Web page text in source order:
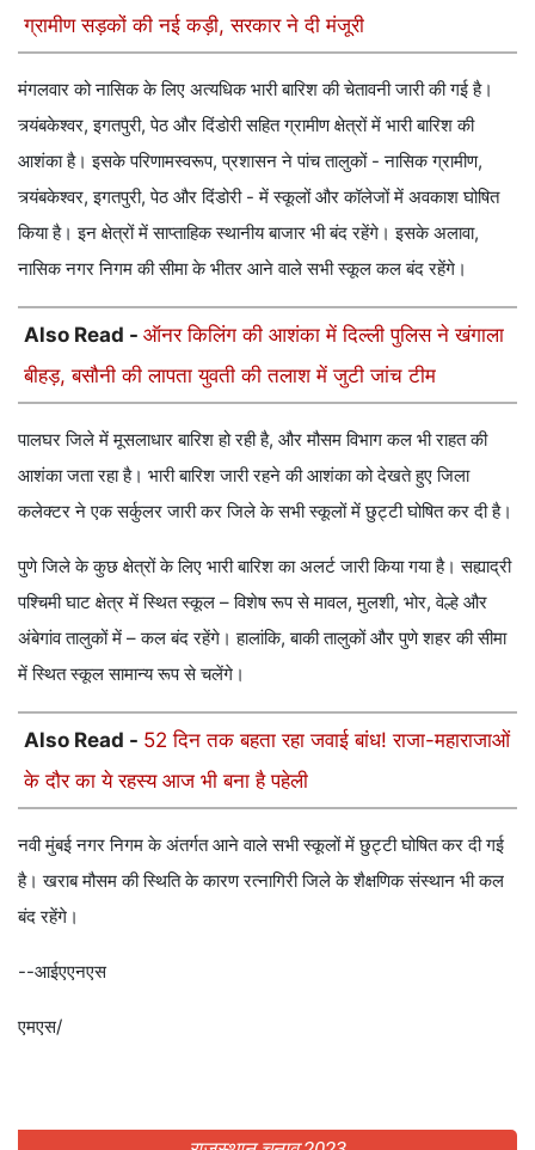
ग्रामीण सड़कों की नई कड़ी, सरकार ने दी मंजूरी
मंगलवार को नासिक के लिए अत्यधिक भारी बारिश की चेतावनी जारी की गई है।
त्र्यंबकेश्वर, इगतपुरी, पेठ और दिंडोरी सहित ग्रामीण क्षेत्रों में भारी बारिश की
आशंका है। इसके परिणामस्वरूप, प्रशासन ने पांच तालुकों - नासिक ग्रामीण,
त्र्यंबकेश्वर, इगतपुरी, पेठ और दिंडोरी - में स्कूलों और कॉलेजों में अवकाश घोषित
किया है। इन क्षेत्रों में साप्ताहिक स्थानीय बाजार भी बंद रहेंगे। इसके अलावा,
नासिक नगर निगम की सीमा के भीतर आने वाले सभी स्कूल कल बंद रहेंगे।
Also Read - ऑनर किलिंग की आशंका में दिल्ली पुलिस ने खंगाला
बीहड़, बसौनी की लापता युवती की तलाश में जुटी जांच टीम
पालघर जिले में मूसलाधार बारिश हो रही है, और मौसम विभाग कल भी राहत की
आशंका जता रहा है। भारी बारिश जारी रहने की आशंका को देखते हुए जिला
कलेक्टर ने एक सर्कुलर जारी कर जिले के सभी स्कूलों में छुट्टी घोषित कर दी है।
पुणे जिले के कुछ क्षेत्रों के लिए भारी बारिश का अलर्ट जारी किया गया है। सह्याद्री
पश्चिमी घाट क्षेत्र में स्थित स्कूल – विशेष रूप से मावल, मुलशी, भोर, वेल्हे और
अंबेगांव तालुकों में – कल बंद रहेंगे। हालांकि, बाकी तालुकों और पुणे शहर की सीमा
में स्थित स्कूल सामान्य रूप से चलेंगे।
Also Read - 52 दिन तक बहता रहा जवाई बांध! राजा-महाराजाओं
के दौर का ये रहस्य आज भी बना है पहेली
नवी मुंबई नगर निगम के अंतर्गत आने वाले सभी स्कूलों में छुट्टी घोषित कर दी गई
है। खराब मौसम की स्थिति के कारण रत्नागिरी जिले के शैक्षणिक संस्थान भी कल
बंद रहेंगे।
--आईएएनएस
एमएस/